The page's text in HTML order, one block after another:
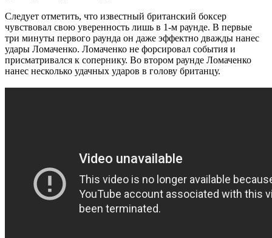
Следует отметить, что известный британский боксер
чувствовал свою уверенность лишь в 1-м раунде. В первые
три минуты первого раунда он даже эффектно дважды нанес
удары Ломаченко. Ломаченко не форсировал события и
присматривался к сопернику. Во втором раунде Ломаченко
нанес несколько удачных ударов в голову британцу.